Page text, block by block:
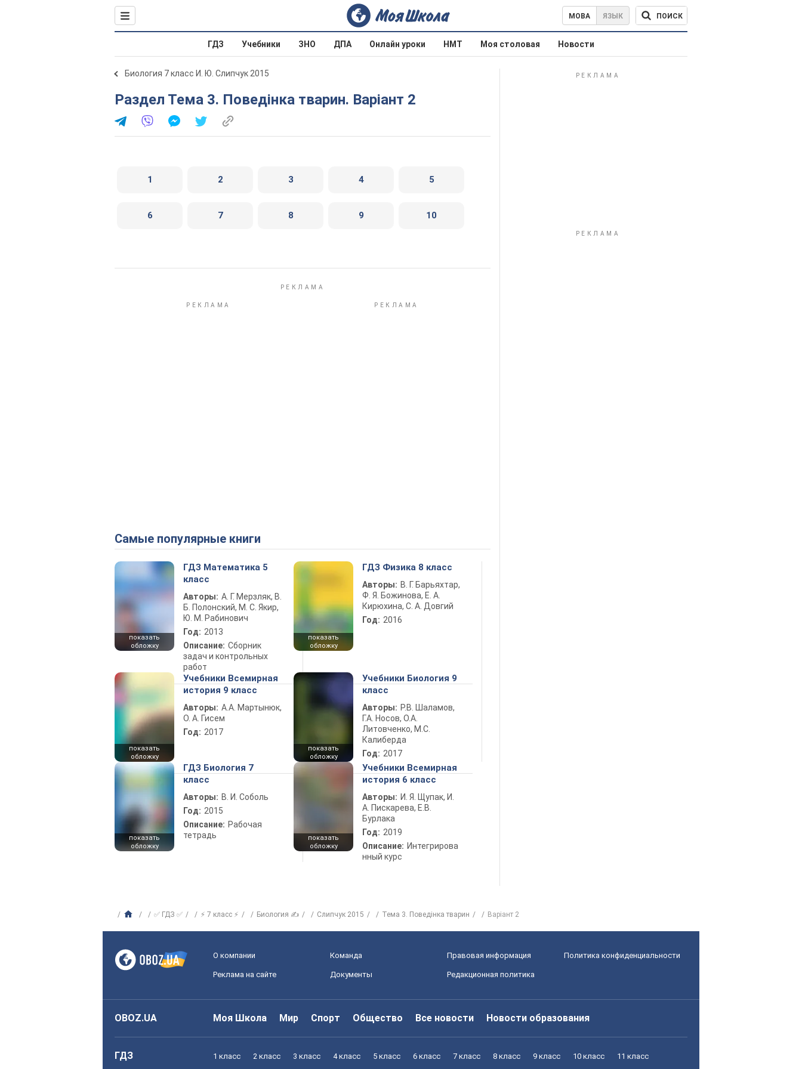
МОВА ЯЗЫК ПОИСК
ГДЗ Учебники ЗНО ДПА Онлайн уроки НМТ Моя столовая Новости
Биология 7 класс И. Ю. Слипчук 2015
Раздел Тема 3. Поведінка тварин. Варіант 2
1 2 3 4 5
6 7 8 9 10
Самые популярные книги
показать
обложку
ГДЗ Математика 5
класс
Авторы: А. Г. Мерзляк, В.
Б. Полонский, М. С. Якир,
Ю. М. Рабинович
Год: 2013
Описание: Сборник
задач и контрольных
работ
показать
обложку
ГДЗ Физика 8 класс
Авторы: В. Г. Барьяхтар,
Ф. Я. Божинова, Е. А.
Кирюхина, С. А. Довгий
Год: 2016
показать
обложку
Учебники Всемирная
история 9 класс
Авторы: А.А. Мартынюк,
О. А. Гисем
Год: 2017
показать
обложку
Учебники Биология 9
класс
Авторы: Р.В. Шаламов,
Г.А. Носов, О.А.
Литовченко, М.С.
Калиберда
Год: 2017
показать
обложку
ГДЗ Биология 7
класс
Авторы: В. И. Соболь
Год: 2015
Описание: Рабочая
тетрадь
показать
обложку
Учебники Всемирная
история 6 класс
Авторы: И. Я. Щупак, И.
А. Пискарева, Е.В.
Бурлака
Год: 2019
Описание: Интегрирова
нный курс
✅ ГДЗ ✅ ⚡ 7 класс ⚡ Биология ✍ Слипчук 2015 Тема 3. Поведінка тварин Варіант 2
О компании Команда Правовая информация Политика конфиденциальности
Реклама на сайте Документы Редакционная политика
OBOZ.UA Моя Школа Мир Спорт Общество Все новости Новости образования
ГДЗ 1 класс 2 класс 3 класс 4 класс 5 класс 6 класс 7 класс 8 класс 9 класс 10 класс 11 класс